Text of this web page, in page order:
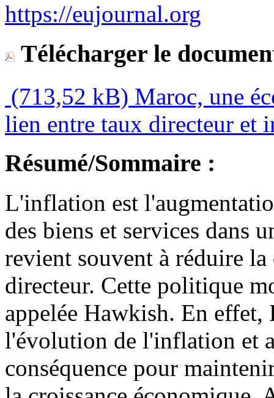
https://eujournal.org
Télécharger le
(713,52 kB) Maroc, une
lien entre taux directeur et
Résumé/Sommaire :
L'inflation est
des biens et services dans
revient souvent à réduire la
directeur. Cette politique
appelée Hawkish. En
l'évolution de l'inflation et
conséquence pour